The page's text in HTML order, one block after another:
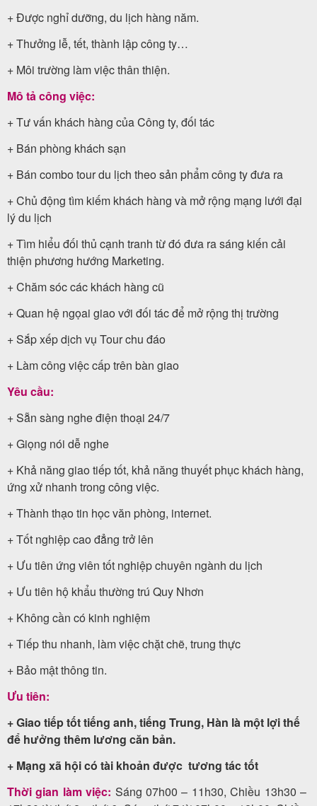
Về
Tourist
khách
hàng
Tuyển
dụng
Liên
hệ
+ Được nghỉ dưỡng, du lịch hàng năm.
+ Thưởng lễ, tết, thành lập công ty…
+ Môi trường làm việc thân thiện.
Mô tả công việc:
+ Tư vấn khách hàng của Công ty, đối tác
+ Bán phòng khách sạn
+ Bán combo tour du lịch theo sản phẩm công ty đưa ra
+ Chủ động tìm kiếm khách hàng và mở rộng mạng lưới đại
lý du lịch
+ Tìm hiểu đối thủ cạnh tranh từ đó đưa ra sáng kiến cải
thiện phương hướng Marketing.
+ Chăm sóc các khách hàng cũ
+ Quan hệ ngọai giao với đối tác để mở rộng thị trường
+ Sắp xếp dịch vụ Tour chu đáo
+ Làm công việc cấp trên bàn giao
Yêu cầu:
+ Sẵn sàng nghe điện thoại 24/7
+ Giọng nói dễ nghe
+ Khả năng giao tiếp tốt, khả năng thuyết phục khách hàng,
ứng xử nhanh trong công việc.
+ Thành thạo tin học văn phòng, internet.
+ Tốt nghiệp cao đẳng trở lên
+ Ưu tiên ứng viên tốt nghiệp chuyên ngành du lịch
+ Ưu tiên hộ khẩu thường trú Quy Nhơn
+ Không cần có kinh nghiệm
+ Tiếp thu nhanh, làm việc chặt chẽ, trung thực
+ Bảo mật thông tin.
Ưu tiên:
+ Giao tiếp tốt tiếng anh, tiếng Trung, Hàn là một lợi thế
để hưởng thêm lương căn bản.
+ Mạng xã hội có tài khoản được tương tác tốt
Thời gian làm việc: Sáng 07h00 – 11h30, Chiều 13h30 –